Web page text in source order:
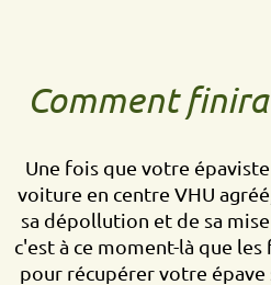
Comment
Une fois que votre
voiture en centre VHU
sa dépollution et de sa mise
c'est à ce moment-là que
pour récupérer votre